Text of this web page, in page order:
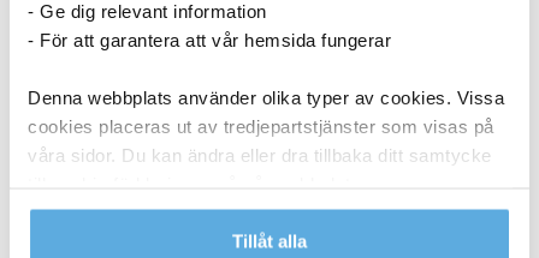
- Ge dig relevant information
- För att garantera att vår hemsida fungerar
Denna webbplats använder olika typer av cookies. Vissa
cookies placeras ut av tredjepartstjänster som visas på
våra sidor. Du kan ändra eller dra tillbaka ditt samtycke
Läs mer i vår integritetspolicy om vilka vi är, hur du
Tillåt alla
70647001
20 248,75kr Köp
9-11 dagar